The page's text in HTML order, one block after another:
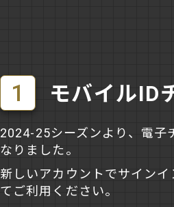
1 モバイルID
2024-25シーズンより、電子
なりました。
新しいアカウントでサイン
てご利用ください。